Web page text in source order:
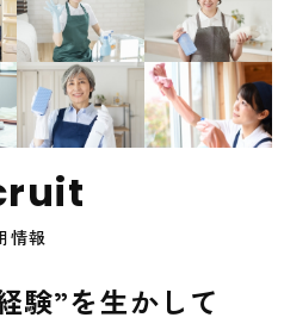
ruit
情報
験”を生かして